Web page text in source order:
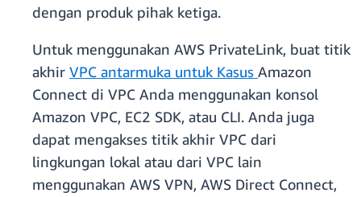
dengan produk pihak ketiga.
Untuk menggunakan AWS PrivateLink, buat titik
akhir VPC antarmuka untuk Kasus Amazon
Connect di VPC Anda menggunakan konsol
Amazon VPC, EC2 SDK, atau CLI. Anda juga
dapat mengakses titik akhir VPC dari
lingkungan lokal atau dari VPC lain
menggunakan AWS VPN, AWS Direct Connect,